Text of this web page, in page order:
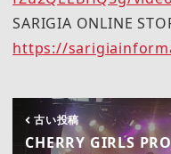
SARIGIA ONLINE
https://
古い投稿
CHERRY GIRLS